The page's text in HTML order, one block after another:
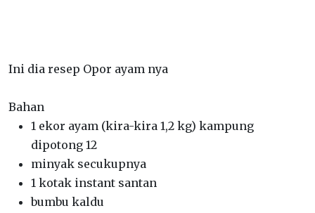
Ini dia resep Opor ayam nya
Bahan
1 ekor ayam (kira-kira 1,2 kg) kampung
dipotong 12
minyak secukupnya
1 kotak instant santan
bumbu kaldu